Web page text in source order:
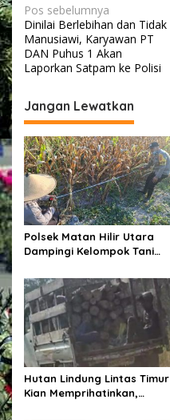
N
a
v
g
a
s
i
p
o
s
Pos sebelumnya
Dinilai Berlebihan dan Tidak
Manusiawi, Karyawan PT
DAN Puhus 1 Akan
Laporkan Satpam ke Polisi
Jangan Lewatkan
Polsek Matan Hilir Utara
Dampingi Kelompok Tani
Jagung Hibrida Dukung
Ketahanan Pangan
Hutan Lindung Lintas Timur
Kian Memprihatinkan,